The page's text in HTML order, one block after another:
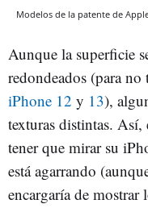
Modelos de la patente de
Aunque la superficie
redondeados (para no
iPhone 12 y 13),
texturas distintas.
tener que mirar su
está agarrando
encargaría de mostrar